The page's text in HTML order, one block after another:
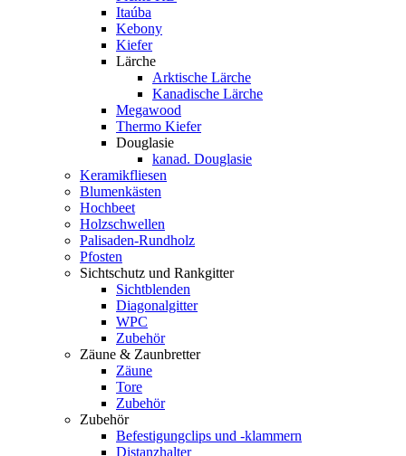
Itaúba
Kebony
Kiefer
Lärche
Arktische Lärche
Kanadische Lärche
Megawood
Thermo Kiefer
Douglasie
kanad. Douglasie
Keramikfliesen
Blumenkästen
Hochbeet
Holzschwellen
Palisaden-Rundholz
Pfosten
Sichtschutz und Rankgitter
Sichtblenden
Diagonalgitter
WPC
Zubehör
Zäune & Zaunbretter
Zäune
Tore
Zubehör
Zubehör
Befestigungclips und -klammern
Distanzhalter